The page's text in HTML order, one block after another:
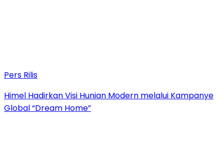
Pers Rilis
Himel Hadirkan Visi Hunian Modern melalui Kampanye
Global “Dream Home”